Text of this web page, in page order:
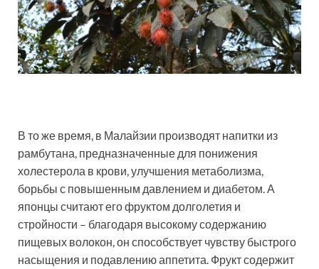
В то же время, в Малайзии производят напитки из
рамбутана, предназначенные для понижения
холестерола в крови, улучшения метаболизма,
борьбы с повышенным давлением и диабетом. А
японцы считают его фруктом долголетия и
стройности – благодаря высокому содержанию
пищевых волокон, он способствует чувству быстрого
насыщения и подавлению аппетита. Фрукт содержит